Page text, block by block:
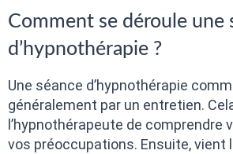
Comment se déroule une
d’hypnothérapie ?
Une séance d’hypnothérapie
généralement par un entretien.
l’hypnothérapeute de comprendre
vos préoccupations. Ensuite, vient